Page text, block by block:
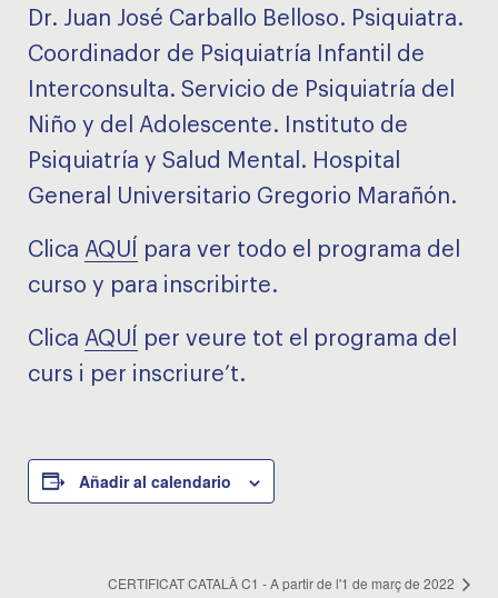
Dr. Juan José Carballo Belloso. Psiquiatra.
Coordinador de Psiquiatría Infantil de
Interconsulta. Servicio de Psiquiatría del
Niño y del Adolescente. Instituto de
Psiquiatría y Salud Mental. Hospital
General Universitario Gregorio Marañón.
Clica AQUÍ
para ver todo el programa del
curso y para inscribirte.
Clica AQUÍ
per veure tot el programa del
curs i per inscriure’t.
Añadir al calendario
CERTIFICAT CATALÀ C1 - A partir de l'1 de març de 2022